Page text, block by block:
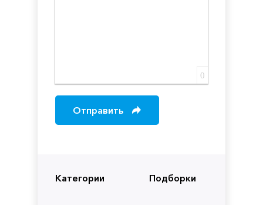
Категории Подборки
0
Отправить